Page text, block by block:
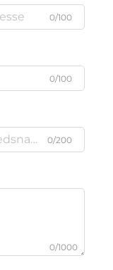
0/100
0/100
0/200
0/1000